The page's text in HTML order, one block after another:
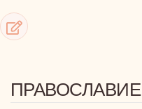
ПРАВОСЛАВИЕ